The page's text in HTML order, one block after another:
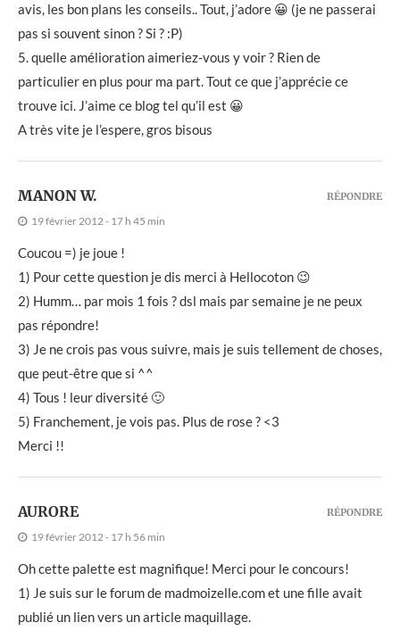
avis, les bon plans les conseils.. Tout, j’adore 😀 (je ne passerai
pas si souvent sinon ? Si ? :P)
5. quelle amélioration aimeriez-vous y voir ? Rien de
particulier en plus pour ma part. Tout ce que j’apprécie ce
trouve ici. J’aime ce blog tel qu’il est 😀
A très vite je l’espere, gros bisous
MANON W.
19 février 2012 - 17 h 45 min
Coucou =) je joue !
1) Pour cette question je dis merci à Hellocoton 😉
2) Humm… par mois 1 fois ? dsl mais par semaine je ne peux
pas répondre!
3) Je ne crois pas vous suivre, mais je suis tellement de choses,
que peut-être que si ^^
4) Tous ! leur diversité 🙂
5) Franchement, je vois pas. Plus de rose ? <3
Merci !!
RÉPONDRE
AURORE
19 février 2012 - 17 h 56 min
Oh cette palette est magnifique! Merci pour le concours!
1) Je suis sur le forum de madmoizelle.com et une fille avait
publié un lien vers un article maquillage.
RÉPONDRE